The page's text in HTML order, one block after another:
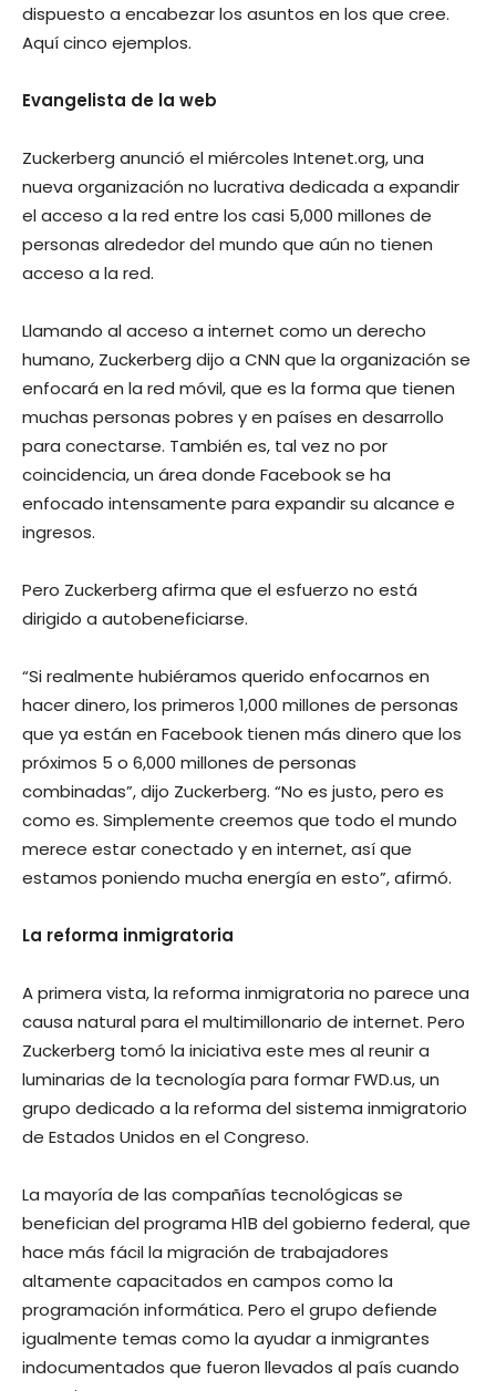
dispuesto a encabezar los asuntos en los que cree.
Aquí cinco ejemplos.
Evangelista de la web
Zuckerberg anunció el miércoles Intenet.org, una
nueva organización no lucrativa dedicada a expandir
el acceso a la red entre los casi 5,000 millones de
personas alrededor del mundo que aún no tienen
acceso a la red.
Llamando al acceso a internet como un derecho
humano, Zuckerberg dijo a CNN que la organización se
enfocará en la red móvil, que es la forma que tienen
muchas personas pobres y en países en desarrollo
para conectarse. También es, tal vez no por
coincidencia, un área donde Facebook se ha
enfocado intensamente para expandir su alcance e
ingresos.
Pero Zuckerberg afirma que el esfuerzo no está
dirigido a autobeneficiarse.
“Si realmente hubiéramos querido enfocarnos en
hacer dinero, los primeros 1,000 millones de personas
que ya están en Facebook tienen más dinero que los
próximos 5 o 6,000 millones de personas
combinadas”, dijo Zuckerberg. “No es justo, pero es
como es. Simplemente creemos que todo el mundo
merece estar conectado y en internet, así que
estamos poniendo mucha energía en esto”, afirmó.
La reforma inmigratoria
A primera vista, la reforma inmigratoria no parece una
causa natural para el multimillonario de internet. Pero
Zuckerberg tomó la iniciativa este mes al reunir a
luminarias de la tecnología para formar FWD.us, un
grupo dedicado a la reforma del sistema inmigratorio
de Estados Unidos en el Congreso.
La mayoría de las compañías tecnológicas se
benefician del programa H1B del gobierno federal, que
hace más fácil la migración de trabajadores
altamente capacitados en campos como la
programación informática. Pero el grupo defiende
igualmente temas como la ayudar a inmigrantes
indocumentados que fueron llevados al país cuando